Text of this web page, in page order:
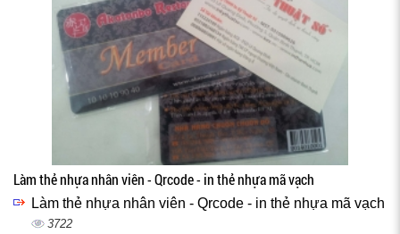
Làm thẻ nhựa nhân viên - Qrcode - in thẻ nhựa mã vạch
Làm thẻ nhựa nhân viên - Qrcode - in thẻ nhựa mã vạch
3722